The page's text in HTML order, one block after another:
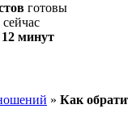
готовы
сейчас
12 минут
» Как